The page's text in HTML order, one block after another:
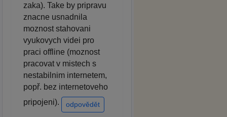
zaka). Take by pripravu
znacne usnadnila
moznost stahovani
vyukovych videi pro
praci offline (moznost
pracovat v mistech s
nestabilnim internetem,
popř. bez internetoveho
pripojeni).
odpovědět